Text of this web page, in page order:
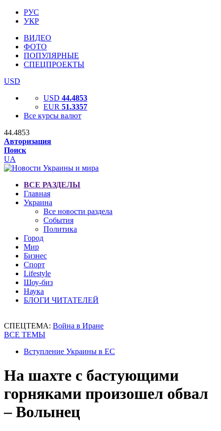
РУС
УКР
ВИДЕО
ФОТО
ПОПУЛЯРНЫЕ
СПЕЦПРОЕКТЫ
USD
USD 44.4853
EUR 51.3357
Все курсы валют
44.4853
Авторизация
Поиск
UA
ВСЕ РАЗДЕЛЫ
Главная
Украина
Все новости раздела
События
Политика
Город
Мир
Бизнес
Спорт
Lifestyle
Шоу-биз
Наука
БЛОГИ ЧИТАТЕЛЕЙ
СПЕЦТЕМА: Война в Иране
ВСЕ ТЕМЫ
Вступление Украины в ЕС
На шахте с бастующими
горняками произошел обвал
– Волынец